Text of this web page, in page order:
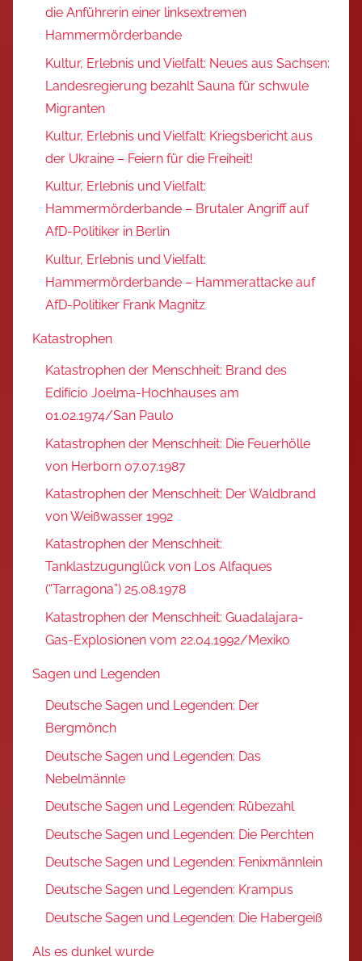
die Anführerin einer linksextremen
Hammermörderbande
Kultur, Erlebnis und Vielfalt: Neues aus Sachsen:
Landesregierung bezahlt Sauna für schwule
Migranten
Kultur, Erlebnis und Vielfalt: Kriegsbericht aus
der Ukraine – Feiern für die Freiheit!
Kultur, Erlebnis und Vielfalt:
Hammermörderbande – Brutaler Angriff auf
AfD-Politiker in Berlin
Kultur, Erlebnis und Vielfalt:
Hammermörderbande – Hammerattacke auf
AfD-Politiker Frank Magnitz
Katastrophen
Katastrophen der Menschheit: Brand des
Edifício Joelma-Hochhauses am
01.02.1974/San Paulo
Katastrophen der Menschheit: Die Feuerhölle
von Herborn 07.07.1987
Katastrophen der Menschheit: Der Waldbrand
von Weißwasser 1992
Katastrophen der Menschheit:
Tanklastzugunglück von Los Alfaques
(“Tarragona”) 25.08.1978
Katastrophen der Menschheit: Guadalajara-
Gas-Explosionen vom 22.04.1992/Mexiko
Sagen und Legenden
Deutsche Sagen und Legenden: Der
Bergmönch
Deutsche Sagen und Legenden: Das
Nebelmännle
Deutsche Sagen und Legenden: Rübezahl
Deutsche Sagen und Legenden: Die Perchten
Deutsche Sagen und Legenden: Fenixmännlein
Deutsche Sagen und Legenden: Krampus
Deutsche Sagen und Legenden: Die Habergeiß
Als es dunkel wurde